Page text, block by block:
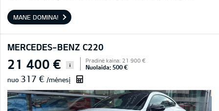
MANE DOMINA!
MERCEDES-BENZ C220
21 400 € i
Pradinė kaina: 21 900 €
Nuolaida: 500 €
nuo 317 € /mėnesį